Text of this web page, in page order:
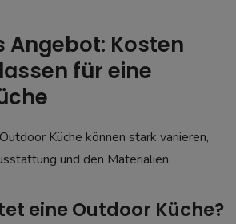
Angebot: Kosten
für eine
Küche können stark variieren,
und den Materialien.
eine Outdoor Küche?